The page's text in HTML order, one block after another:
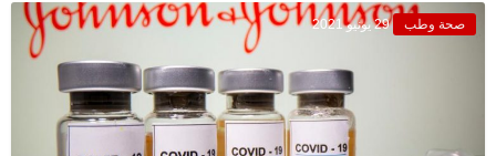
صحة وطب 29 يونيو 2021